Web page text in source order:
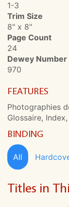
1-3
Trim Size
8" x 8"
Page Count
24
Dewey Number
970
FEATURES
Photographies
Glossaire,
BINDING
All
Titles in